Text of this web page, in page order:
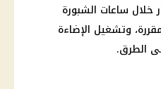
خلال ساعات الشبورة
وتشغيل الإضاءة
الطرق.